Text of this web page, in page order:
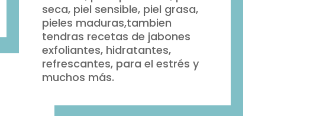
seca, piel sensible, piel grasa,
pieles maduras,tambien
tendras recetas de jabones
exfoliantes, hidratantes,
refrescantes, para el estrés y
muchos más.